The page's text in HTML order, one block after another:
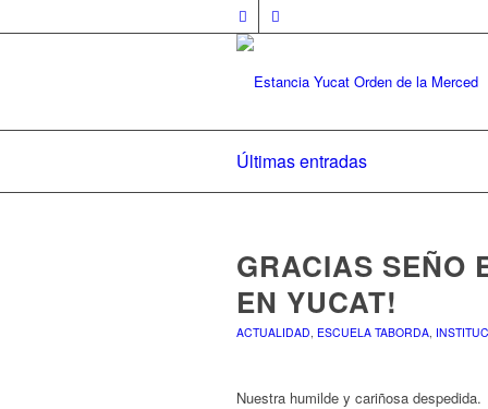
Últimas entradas
GRACIAS SEÑO
EN YUCAT!
ACTUALIDAD, ESCUELA TABORDA,
Nuestra humilde y cariñosa despedida.